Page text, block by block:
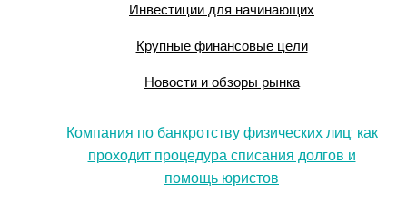
Инвестиции для начинающих
Крупные финансовые цели
Новости и обзоры рынка
Компания по банкротству физических лиц: как
проходит процедура списания долгов и
помощь юристов